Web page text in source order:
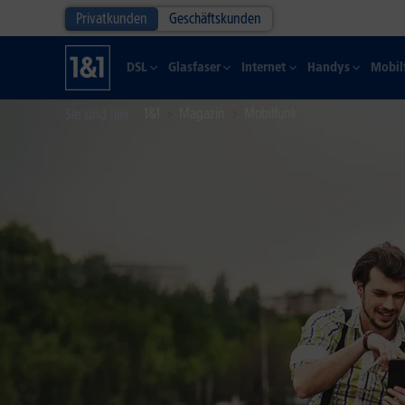
Privatkunden Geschäftskunden
DSL Glasfaser Internet Handys